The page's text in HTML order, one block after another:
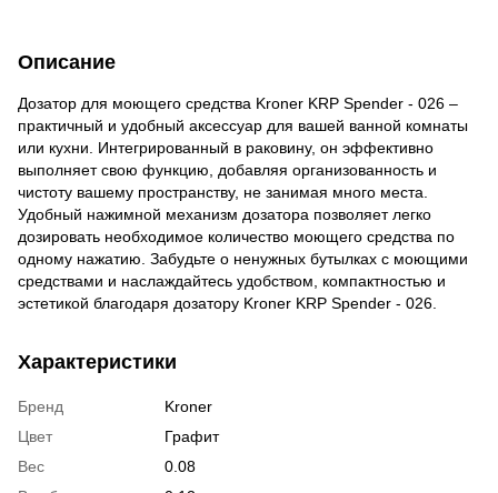
Описание
Дозатор для моющего средства Kroner KRP Spender - 026 –
практичный и удобный аксессуар для вашей ванной комнаты
или кухни. Интегрированный в раковину, он эффективно
выполняет свою функцию, добавляя организованность и
чистоту вашему пространству, не занимая много места.
Удобный нажимной механизм дозатора позволяет легко
дозировать необходимое количество моющего средства по
одному нажатию. Забудьте о ненужных бутылках с моющими
средствами и наслаждайтесь удобством, компактностью и
эстетикой благодаря дозатору Kroner KRP Spender - 026.
Характеристики
Бренд
Kroner
Цвет
Графит
Вес
0.08